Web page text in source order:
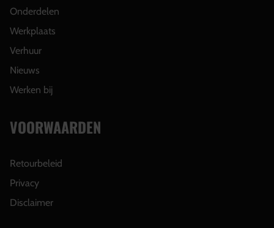
Onderdelen
Werkplaats
Verhuur
Nieuws
Werken bij
VOORWAARDEN
Retourbeleid
Privacy
Disclaimer